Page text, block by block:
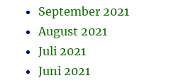
September 2021
August 2021
Juli 2021
Juni 2021